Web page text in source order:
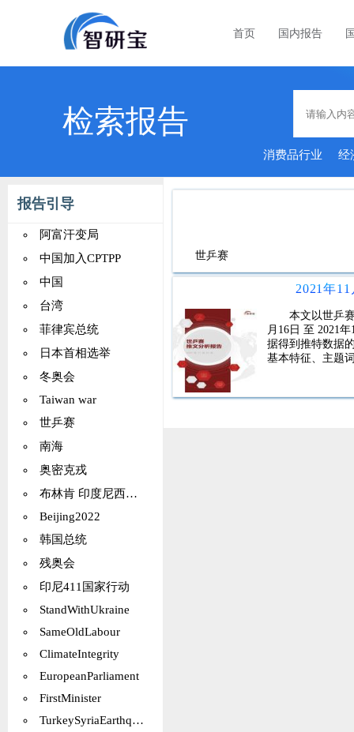
首页 国内报告
检索报告
消费品行业 经
能家居
报告引导
阿富汗变局
中国加入CPTPP
中国
台湾
菲律宾总统
日本首相选举
冬奥会
Taiwan war
世乒赛
南海
奥密克戎
布林肯 印度尼西亚 泰国
Beijing2022
韩国总统
残奥会
印尼411国家行动
StandWithUkraine
SameOldLabour
ClimateIntegrity
EuropeanParliament
FirstMinister
TurkeySyriaEarthquake
世乒赛
本文以世乒
月16日 至 2021
据得到推特数据
基本特征、主题